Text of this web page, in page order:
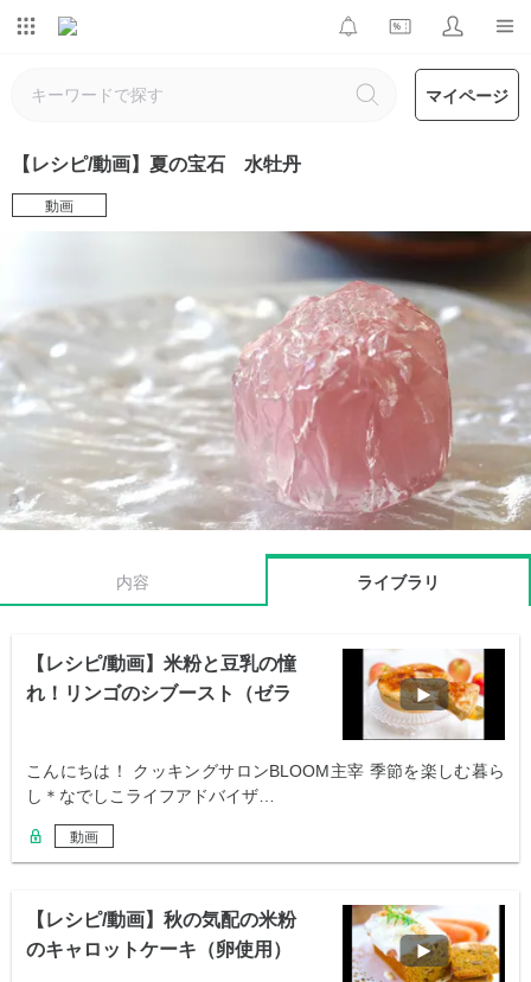
マイページ
【レシピ/動画】夏の宝石 水牡丹
動画
内容 ライブラリ
【レシピ/動画】米粉と豆乳の憧
れ！リンゴのシブースト（ゼラ
こんにちは！ クッキングサロンBLOOM主宰 季節を楽しむ暮ら
し＊なでしこライフアドバイザ…
動画
【レシピ/動画】秋の気配の米粉
のキャロットケーキ（卵使用）